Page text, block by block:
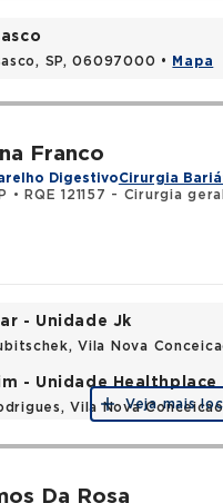
SP, 06097000 • Mapa
Franco
DigestivoCirurgia
•
RQE 121157 - Cirurgia geral
- Unidade Jk
Vila Nova
- Unidade Healthplace
Vila NovaVeja mais
Da Rosa